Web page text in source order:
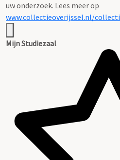
uw onderzoek. Lees meer op
www.collectieoverijssel.nl/
Mijn Studiezaal